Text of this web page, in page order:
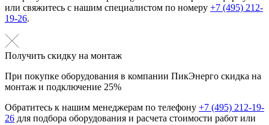
или свяжитесь с нашим специалистом по номеру +7 (495) 212-
19-26.
Получить скидку на монтаж
При покупке оборудования в компании ПикЭнерго скидка на
монтаж и подключение 25%
Обратитесь к нашим менеджерам по телефону +7 (495) 212-19-
26 для подбора оборудования и расчета стоимости работ или